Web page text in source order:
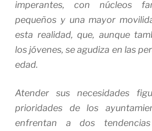
imperantes, con núcleos
pequeños y una mayor
esta realidad, que, aunque
los jóvenes, se agudiza en las
edad.
Atender sus necesidades
prioridades de los
enfrentan a dos